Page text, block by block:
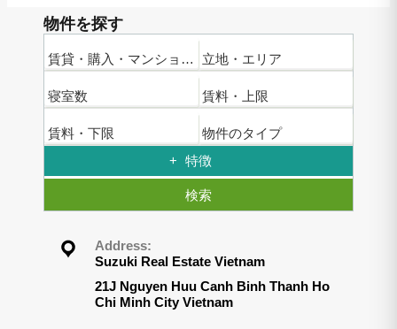
物件を探す
賃貸・購入・マンション名 立地・エリア
寝室数 賃料・上限
賃料・下限
物件のタイプ
特徴
検索
Address:
Suzuki Real Estate Vietnam
21J Nguyen Huu Canh Binh Thanh Ho
Chi Minh City Vietnam